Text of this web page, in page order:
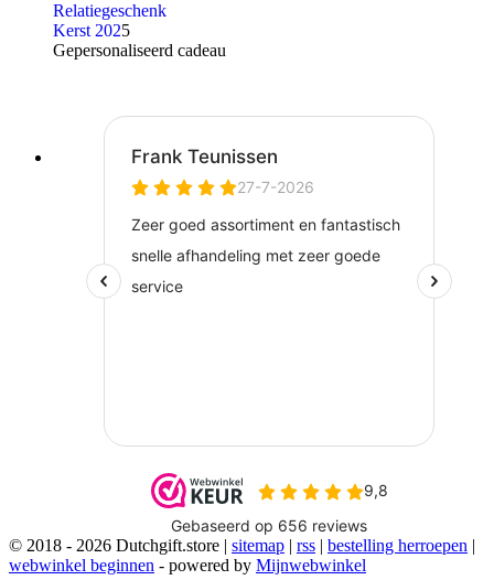
Relatiegeschenk
Kerst 2025
Gepersonaliseerd cadeau
© 2018 - 2026 Dutchgift.store | sitemap | rss | bestelling herroepen |
webwinkel beginnen - powered by Mijnwebwinkel